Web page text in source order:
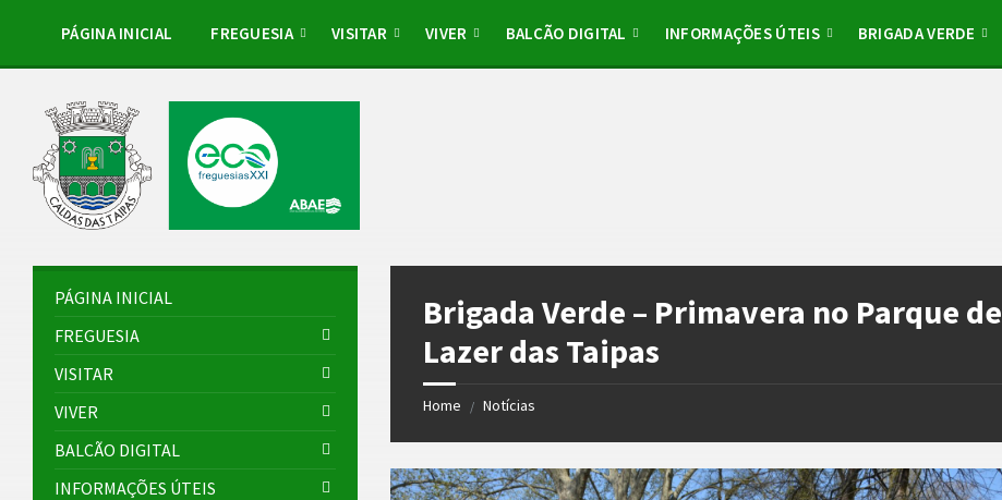
sidebar
sidebar
PÁGINA INICIAL FREGUESIA VISITAR VIVER BALCÃO DIGITAL INFORMAÇÕES ÚTEIS BRIGADA VERDE
Brigada Verde – Primavera no Parque de
Lazer das Taipas
Home / Notícias
PÁGINA INICIAL
FREGUESIA
VISITAR
VIVER
BALCÃO DIGITAL
INFORMAÇÕES ÚTEIS